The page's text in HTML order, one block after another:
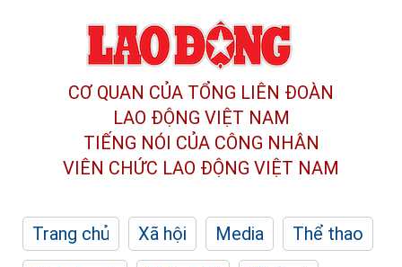
CƠ QUAN CỦA TỔNG LIÊN ĐOÀN
LAO ĐỘNG VIỆT NAM
TIẾNG NÓI CỦA CÔNG NHÂN
VIÊN CHỨC LAO ĐỘNG VIỆT NAM
Trang chủ Xã hội Media
Thể thao